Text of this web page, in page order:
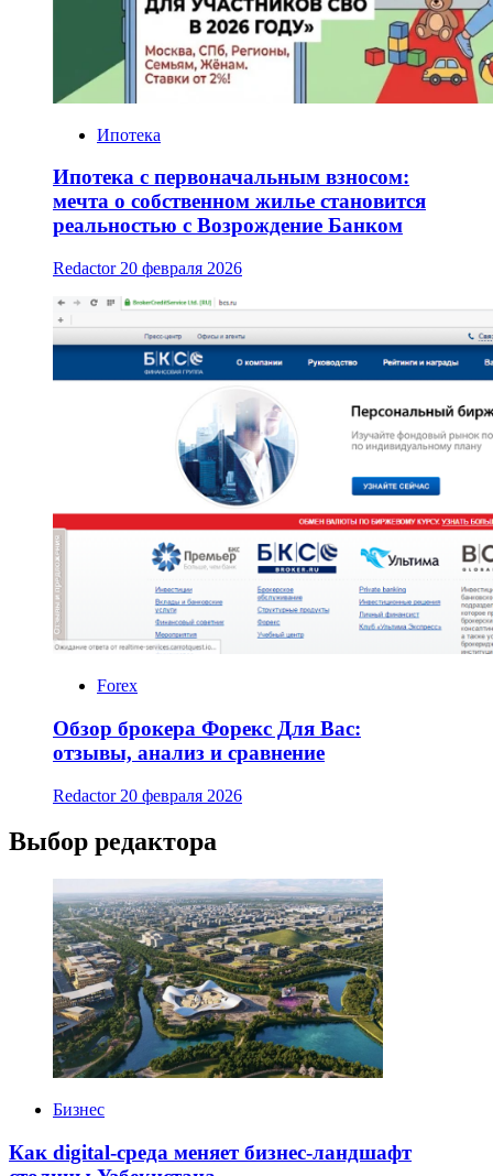
Ипотека
Ипотека с первоначальным взносом:
мечта о собственном жилье становится
реальностью с Возрождение Банком
Redactor 20 февраля 2026
Forex
Обзор брокера Форекс Для Вас:
отзывы, анализ и сравнение
Redactor 20 февраля 2026
Выбор редактора
Бизнес
Как digital-среда меняет бизнес-ландшафт